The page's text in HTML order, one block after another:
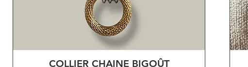
COLLIER CHAINE BIGOÛT